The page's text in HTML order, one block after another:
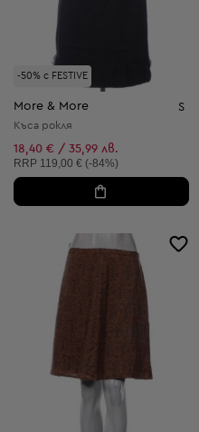
-50% с FESTIVE
More & More S
Къса рокля
18,40 € / 35,99 лв.
Препоръчителна цена:
RRP 119,00 € (-84%)